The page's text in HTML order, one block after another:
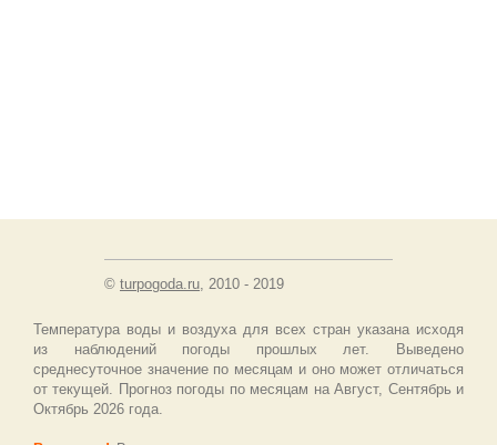
© turpogoda.ru, 2010 - 2019
Температура воды и воздуха для всех стран указана исходя
из наблюдений погоды прошлых лет. Выведено
среднесуточное значение по месяцам и оно может отличаться
от текущей. Прогноз погоды по месяцам на Август, Сентябрь и
Октябрь 2026 года.